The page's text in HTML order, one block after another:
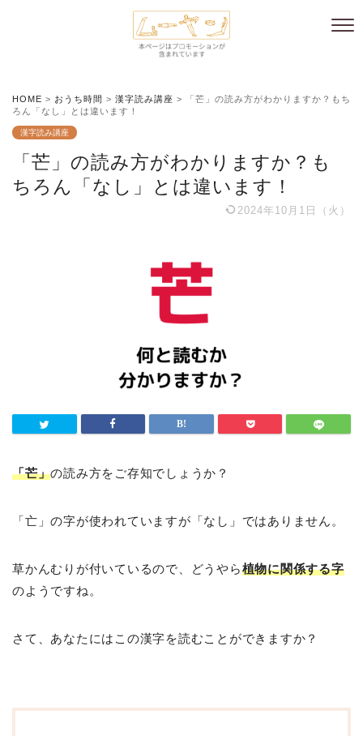
HOME > おうち時間 > 漢字読み講座 >
「芒」の読み方がわかりますか？もち
ろん「なし」とは違います！
漢字読み講座
「芒」の読み方がわかりますか？も
ちろん「なし」とは違います！
2024年10月1日（火）
「芒」の読み方をご存知でしょうか？
「亡」の字が使われていますが「なし」ではありません。
草かんむりが付いているので、どうやら植物に関係する字
のようですね。
さて、あなたにはこの漢字を読むことができますか？